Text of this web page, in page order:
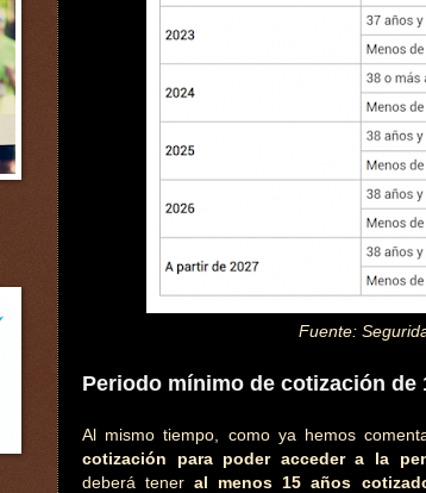
Fuente:
Periodo mínimo de cotización de
Al mismo tiempo, como ya hemos
cotización para poder acceder a la
deberá teneral menos 15 años